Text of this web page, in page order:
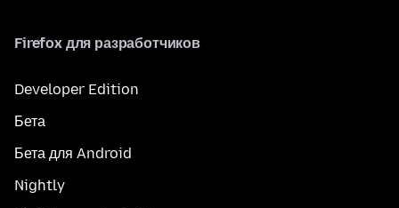
Firefox для разработчиков
Developer Edition
Бета
Бета для Android
Nightly